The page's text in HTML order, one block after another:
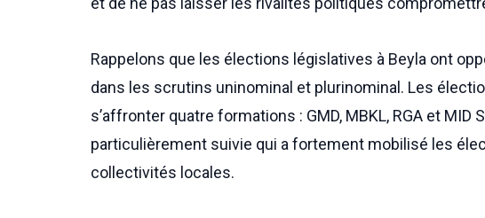
Rappelons que les élections législatives à Beyla ont
dans les scrutins uninominal et plurinominal. Les
s’affronter quatre formations : GMD, MBKL, RGA et
particulièrement suivie qui a fortement mobilisé les
collectivités locales.